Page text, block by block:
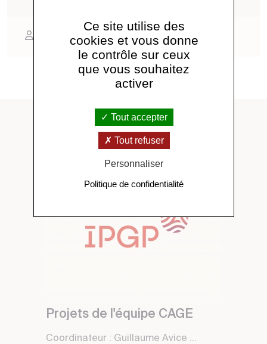
Marc Chaussidon
A lire aussi
Projets de l'équipe CAGE
Coordinateur : Guillaume Avice ...
Ce site utilise des
cookies et vous donne
le contrôle sur ceux
que vous souhaitez
activer
Tout accepter
Tout refuser
Personnaliser
Politique de confidentialité